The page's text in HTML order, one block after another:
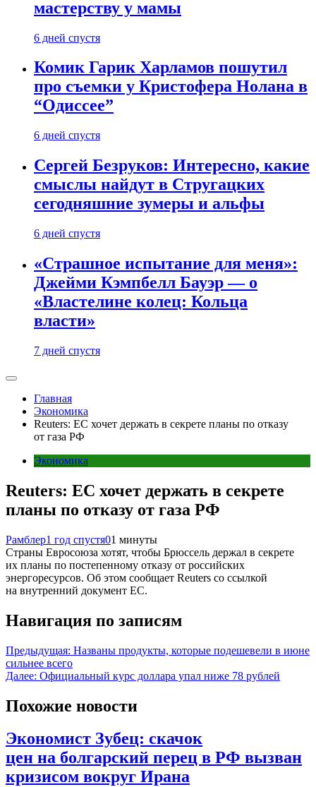
мастерству у мамы
6 дней спустя
Комик Гарик Харламов пошутил
про съемки у Кристофера Нолана в
“Одиссее”
6 дней спустя
Сергей Безруков: Интересно, какие
смыслы найдут в Стругацких
сегодняшние зумеры и альфы
6 дней спустя
«Страшное испытание для меня»:
Джейми Кэмпбелл Бауэр — о
«Властелине колец: Кольца
власти»
7 дней спустя
Главная
Экономика
Reuters: ЕС хочет держать в секрете планы по отказу
от газа РФ
Экономика
Reuters: ЕС хочет держать в секрете
планы по отказу от газа РФ
Рамблер1 год спустя01 минуты
Страны Евросоюза хотят, чтобы Брюссель держал в секрете
их планы по постепенному отказу от российских
энергоресурсов. Об этом сообщает Reuters со ссылкой
на внутренний документ ЕС.
Навигация по записям
Предыдущая: Названы продукты, которые подешевели в июне
сильнее всего
Далее: Официальный курс доллара упал ниже 78 рублей
Похожие новости
Экономист Зубец: скачок
цен на болгарский перец в РФ вызван
кризисом вокруг Ирана